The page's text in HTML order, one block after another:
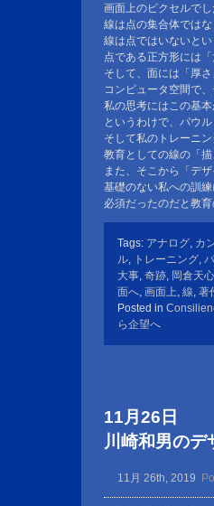
画面上のピクセルでし
線は点の集合体では
線は点ではいないとい
点である正方形には
そして、面には「厚さ
コンピュータ空間で
私の思考にはこの基本
というわけで、パウ
そして私のトレーニ
教育としての線の「描
また、そこから「デ
基礎のない私への訓
必須だったのだと教育
Tags: アナログ, カ
ル, トレーニング,
大事, 奇跡, 岡倉天心
面へ, 画面上, 線, 著
Posted in
ら企望へ
11月26日
川崎和男の
11月 26th, 2019